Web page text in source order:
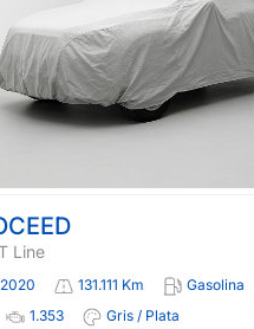
Line
2020 131.111 Km Gasolina
1.353
Gris / Plata